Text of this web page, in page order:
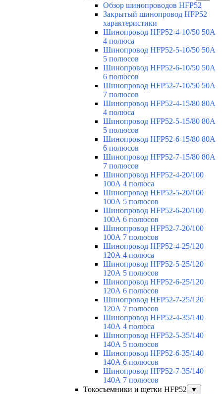
Обзор шинопроводов HFP52
Закрытый шинопровод HFP52
характеристики
Шинопровод HFP52-4-10/50 50A
4 полюса
Шинопровод HFP52-5-10/50 50А
5 полюсов
Шинопровод HFP52-6-10/50 50А
6 полюсов
Шинопровод HFP52-7-10/50 50А
7 полюсов
Шинопровод HFP52-4-15/80 80A
4 полюса
Шинопровод HFP52-5-15/80 80А
5 полюсов
Шинопровод HFP52-6-15/80 80А
6 полюсов
Шинопровод HFP52-7-15/80 80А
7 полюсов
Шинопровод HFP52-4-20/100
100А 4 полюса
Шинопровод HFP52-5-20/100
100А 5 полюсов
Шинопровод HFP52-6-20/100
100А 6 полюсов
Шинопровод HFP52-7-20/100
100А 7 полюсов
Шинопровод HFP52-4-25/120
120А 4 полюса
Шинопровод HFP52-5-25/120
120А 5 полюсов
Шинопровод HFP52-6-25/120
120А 6 полюсов
Шинопровод HFP52-7-25/120
120А 7 полюсов
Шинопровод HFP52-4-35/140
140А 4 полюса
Шинопровод HFP52-5-35/140
140А 5 полюсов
Шинопровод HFP52-6-35/140
140А 6 полюсов
Шинопровод HFP52-7-35/140
140А 7 полюсов
Токосъемники и щетки HFP52
▼